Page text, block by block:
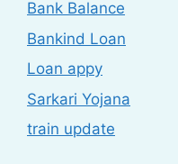
Bank Balance
Bankind Loan
Loan appy
Sarkari Yojana
train update